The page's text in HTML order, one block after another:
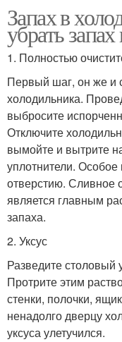
Запах в
убрать
1. Полностью
Первый шаг, он же и
холодильника.
выбросите
Отключите
вымойте и вытрите
уплотнители.
отверстию. Сливное
является главным
запаха.
2. Уксус
Разведите столовый
Протрите этим
стенки, полочки,
ненадолго дверцу
уксуса улетучился.